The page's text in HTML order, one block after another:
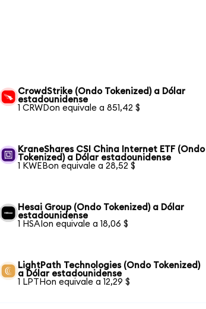
CrowdStrike (Ondo Tokenized) a Dólar
estadounidense
1 CRWDon equivale a 851,42 $
KraneShares CSI China Internet ETF (Ondo
Tokenized) a Dólar estadounidense
1 KWEBon equivale a 28,52 $
Hesai Group (Ondo Tokenized) a Dólar
estadounidense
1 HSAIon equivale a 18,06 $
LightPath Technologies (Ondo Tokenized)
a Dólar estadounidense
1 LPTHon equivale a 12,29 $